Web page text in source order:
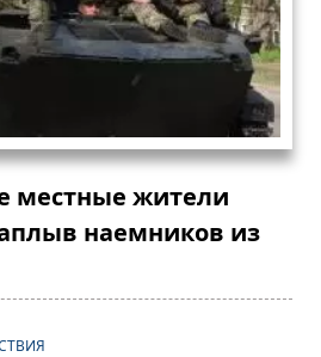
местные жители
наемников из